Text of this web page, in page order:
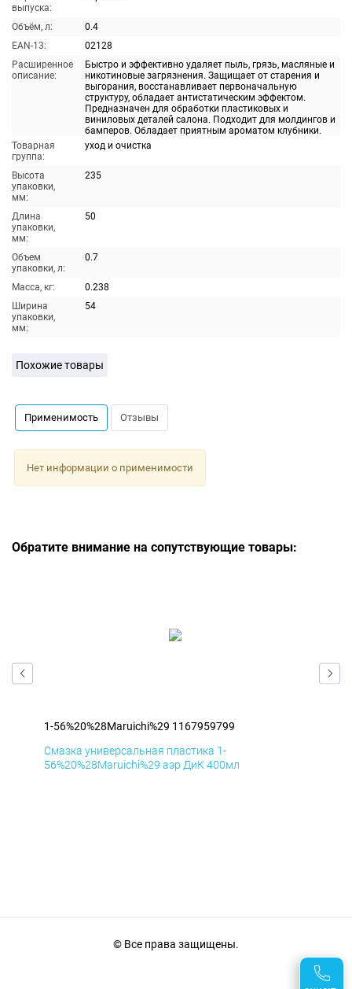
выпуска:
Объём, л:
0.4
EAN-13:
02128
Расширенное
описание:
Быстро и эффективно удаляет пыль, грязь, масляные и
никотиновые загрязнения. Защищает от старения и
выгорания, восстанавливает первоначальную
структуру, обладает антистатическим эффектом.
Предназначен для обработки пластиковых и
виниловых деталей салона. Подходит для молдингов и
бамперов. Обладает приятным ароматом клубники.
Товарная
группа:
уход и очистка
Высота
упаковки,
мм:
235
Длина
упаковки,
мм:
50
Объем
упаковки, л:
0.7
Масса, кг:
0.238
Ширина
упаковки,
мм:
54
Похожие товары
Применимость Отзывы
Нет информации о применимости
Обратите внимание на сопутствующие товары:
1-56%20%28Maruichi%29 1167959799
Смазка универсальная пластика 1-
56%20%28Maruichi%29 аэр ДиК 400мл
© Все права защищены.